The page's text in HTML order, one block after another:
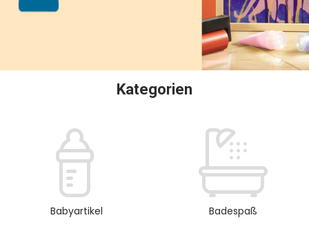
Kategorien
Babyartikel Badespaß